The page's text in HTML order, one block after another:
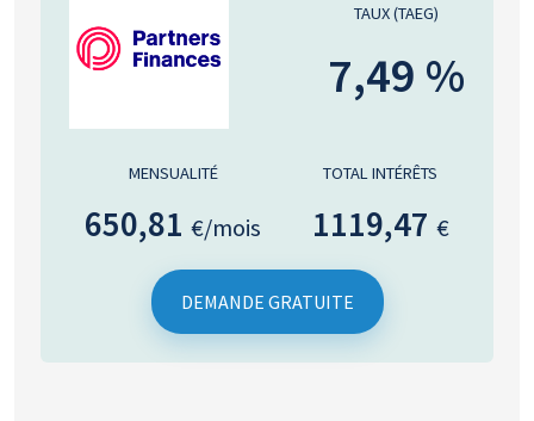
TAUX (TAEG)
7,49 %
MENSUALITÉ
650,81€/mois
TOTAL INTÉRÊTS
1119,47 €
DEMANDE GRATUITE